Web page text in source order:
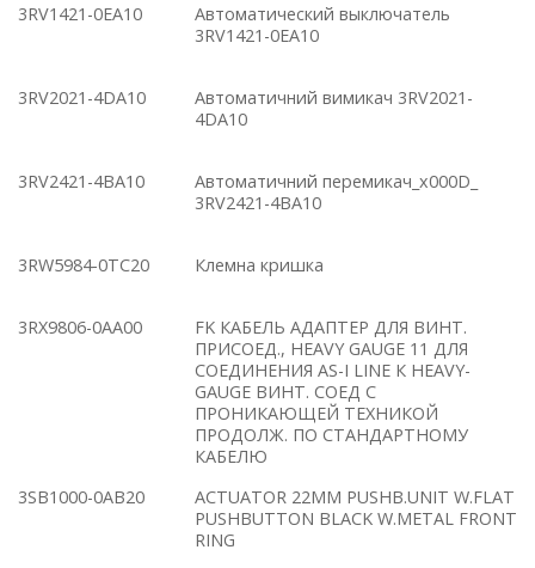
3RV1421-0EA10
Автоматический выключатель
3RV1421-0EA10
3RV2021-4DA10
Автоматичний вимикач 3RV2021-
4DA10
3RV2421-4BA10
Автоматичний перемикач_x000D_
3RV2421-4BA10
3RW5984-0TC20 Клемна кришка
3RX9806-0AA00
FK КАБЕЛЬ АДАПТЕР ДЛЯ ВИНТ.
ПРИСОЕД., HEAVY GAUGE 11 ДЛЯ
СОЕДИНЕНИЯ AS-I LINE К HEAVY-
GAUGE ВИНТ. СОЕД C
ПРОНИКАЮЩЕЙ ТЕХНИКОЙ
ПРОДОЛЖ. ПО СТАНДАРТНОМУ
КАБЕЛЮ
3SB1000-0AB20
ACTUATOR 22MM PUSHB.UNIT W.FLAT
PUSHBUTTON BLACK W.METAL FRONT
RING